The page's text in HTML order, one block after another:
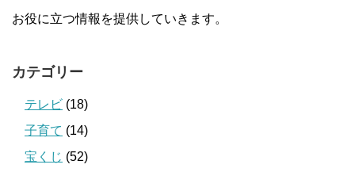
お役に立つ情報を提供していきます。
カテゴリー
テレビ (18)
子育て (14)
宝くじ (52)